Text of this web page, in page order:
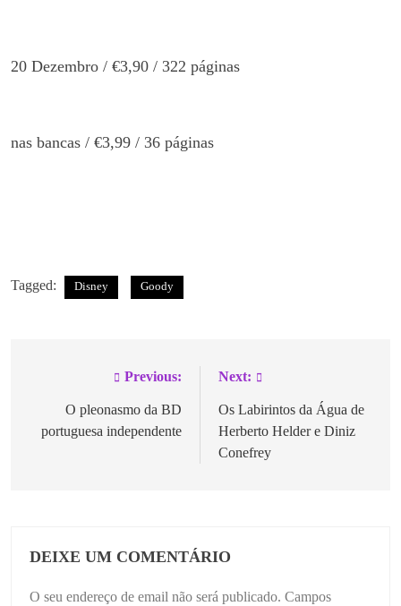
20 Dezembro / €3,90 / 322 páginas
nas bancas / €3,99 / 36 páginas
Tagged: Disney Goody
Previous:
O pleonasmo da BD
portuguesa independente
Next:
Os Labirintos da Água de
Herberto Helder e Diniz
Conefrey
DEIXE UM COMENTÁRIO
O seu endereço de email não será publicado. Campos